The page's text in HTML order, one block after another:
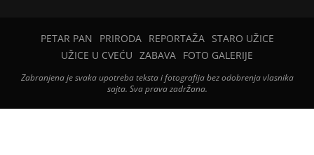
PETAR PAN PRIRODA REPORTAŽA
STARO UŽICE
UŽICE U CVEĆU ZABAVA FOTO GALERIJE
Zabranjena je svaka upotreba teksta i fotografija bez odobrenja vlasnika
sajta. Sva prava zadržana.